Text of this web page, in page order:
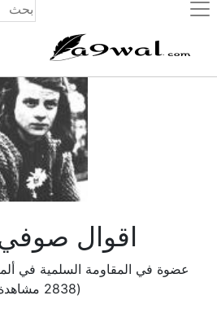
(current)
اقوال
(2838 مشاهدة )